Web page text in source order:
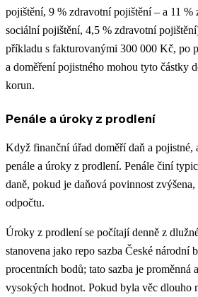
pojištění, 9 % zdravotní pojištění – a 11 %
sociální pojištění, 4,5 % zdravotní
příkladu s fakturovanými 300 000 Kč, po
a doměření pojistného mohou tyto částky
korun.
Penále a úroky z prodlení
Když finanční úřad doměří daň a pojistné,
penále a úroky z prodlení. Penále činí
daně, pokud je daňová povinnost
odpočtu.
Úroky z prodlení se počítají denně z
stanovena jako repo sazba České národní
procentních bodů; tato sazba je proměnná
vysokých hodnot. Pokud byla věc dlouho